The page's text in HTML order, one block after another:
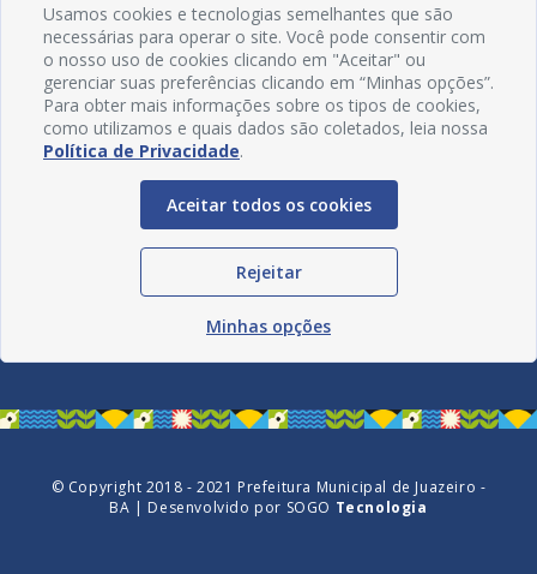
Redes Sociais
© Copyright 2018 - 2021 Prefeitura Municipal de Juazeiro -
BA | Desenvolvido por SOGO Tecnologia
Usamos cookies e tecnologias semelhantes que são
necessárias para operar o site. Você pode consentir com
o nosso uso de cookies clicando em "Aceitar" ou
gerenciar suas preferências clicando em “Minhas opções”.
Para obter mais informações sobre os tipos de cookies,
como utilizamos e quais dados são coletados, leia nossa
Política de Privacidade.
Aceitar todos os cookies
Rejeitar
Minhas opções